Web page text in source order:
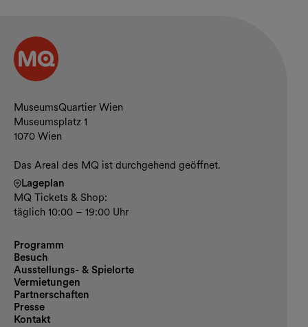
Kontakt und Öffnungszeiten
MuseumsQuartier Wien
Museumsplatz 1
1070 Wien
Das Areal des MQ ist durchgehend geöffnet.
Lageplan
MQ Tickets & Shop:
täglich 10:00 – 19:00 Uhr
Programm
Besuch
Ausstellungs- & Spielorte
Vermietungen
Partnerschaften
Presse
Kontakt